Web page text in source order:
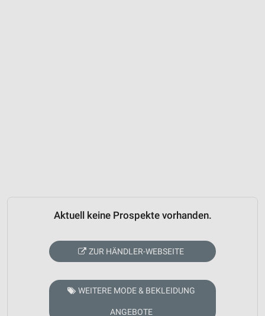
Aktuell keine Prospekte vorhanden.
ZUR HÄNDLER-WEBSEITE
WEITERE MODE & BEKLEIDUNG
ANGEBOTE